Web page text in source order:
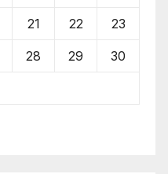
21 22 23
28 29 30